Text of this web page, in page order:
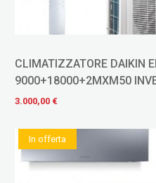
CLIMATIZZATORE DAIKIN
9000+18000+2MXM50
3.000,00 €
In offerta